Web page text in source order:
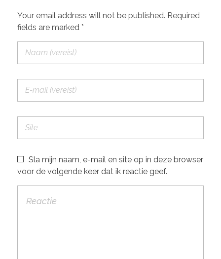
Your email address will not be published. Required
fields are marked *
Sla mijn naam, e-mail en site op in deze browser
voor de volgende keer dat ik reactie geef.